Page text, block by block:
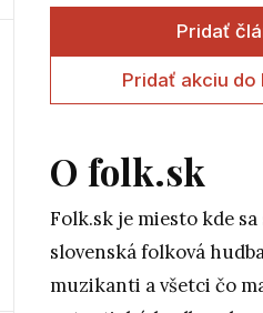
Pridať
Pridať akciu do
O folk.sk
Folk.sk je miesto kde
slovenská folková
muzikanti a všetci čo